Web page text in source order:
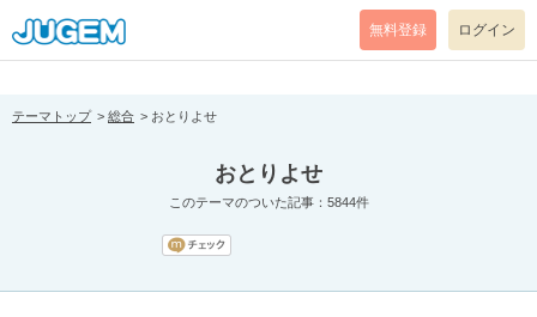
[pear_error: message="Success" code=0 mode=return level=notice
prefix="" info=""]
無料登録 ログイン
テーマトップ 総合 おとりよせ
おとりよせ
このテーマのついた記事：5844件